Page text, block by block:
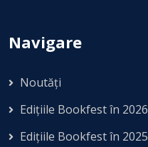
Navigare
Noutăți
Edițiile Bookfest în 2026
Edițiile Bookfest în 2025